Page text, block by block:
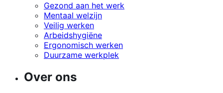
Gezond aan het werk
Mentaal welzijn
Veilig werken
Arbeidshygiëne
Ergonomisch werken
Duurzame werkplek
Over ons